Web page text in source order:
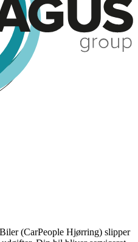
(CarPeople Hjørring) slipper